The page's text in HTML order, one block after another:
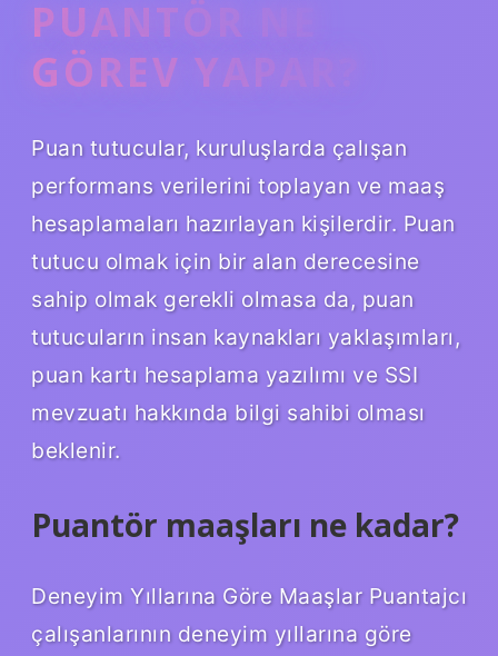
PUANTÖR NE
GÖREV YAPAR?
Puan tutucular, kuruluşlarda çalışan
performans verilerini toplayan ve maaş
hesaplamaları hazırlayan kişilerdir. Puan
tutucu olmak için bir alan derecesine
sahip olmak gerekli olmasa da, puan
tutucuların insan kaynakları yaklaşımları,
puan kartı hesaplama yazılımı ve SSI
mevzuatı hakkında bilgi sahibi olması
beklenir.
Puantör maaşları ne kadar?
Deneyim Yıllarına Göre Maaşlar Puantajcı
çalışanlarının deneyim yıllarına göre